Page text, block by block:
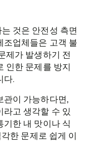
것은 안전성 측면
조업체들은 고객 불
제가 발생하기 전
인한 문제를 방지
다.
관이 가능하다면,
고 생각할 수 있
한 내 맛이나 식
한 문제로 쉽게 이